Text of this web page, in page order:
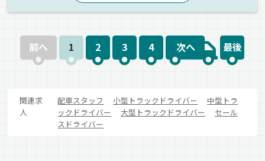
ウィング車
正社員
前へ 1 2 3 4 次へ 最後
関連求
人
配車スタッフ 小型トラックドライバー
中型トラ
ックドライバー
大型トラックドライバー
セール
スドライバー